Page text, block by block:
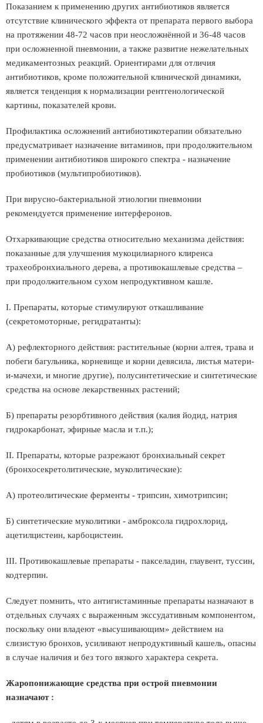
Показанием к применению других антибиотиков является
отсутствие клинического эффекта от препарата первого выбора
на протяжении 48-72 часов при неосложнённой и 36-48 часов
при осложненной пневмонии, а также развитие нежелательных
медикаментозных реакций. Ориентирами для отличия
антибиотиков, кроме положительной клинической динамики,
является тенденция к нормализации рентгенологической
картины, показателей крови.
Профилактика осложнений антибиотикотерапии обязательно
предусматривает назначение витаминов, при продолжительном
применении антибиотиков широкого спектра - назначение
пробиотиков (мультипробиотиков).
При вирусно-бактериальной этиологии пневмонии
рекомендуется применение интерферонов.
Отхаркивающие средства относительно механизма действия:
показанные для улучшения мукоцилиарного клиренса
трахеобронхиального дерева, а противокашлевые средства –
при продолжительном сухом непродуктивном кашле.
I. Препараты, которые стимулируют откашливание
(секретомоторные, регидратанты):
А) рефлекторного действия: растительные (корни алтея, трава и
побеги багульника, корневище и корни девясила, листья матери-
и-мачехи, и многие другие), полусинтетические и синтетические
средства на основе лекарственных растений;
Б) препараты резорбтивного действия (калия йодид, натрия
гидрокарбонат, эфирные масла и т.п.);
II. Препараты, которые разрежают бронхиальный секрет
(бронхосекретолитические, муколитические):
А) протеолитические ферменты - трипсин, химотрипсин;
Б) синтетические муколитики - амброксола гидрохлорид,
ацетилцистеин, карбоцистеин.
ІІІ. Противокашлевые препараты - пакселадин, глаувент, туссин,
кодтерпин.
Следует помнить, что антигистаминные препараты назначают в
отдельных случаях с выраженным экссудативным компонентом,
поскольку они владеют «высушивающим» действием на
слизистую бронхов, усиливают непродуктивный кашель, опасны
в случае наличия и без того вязкого характера секрета.
Жаропонижающие средства при острой пневмонии
назначают :